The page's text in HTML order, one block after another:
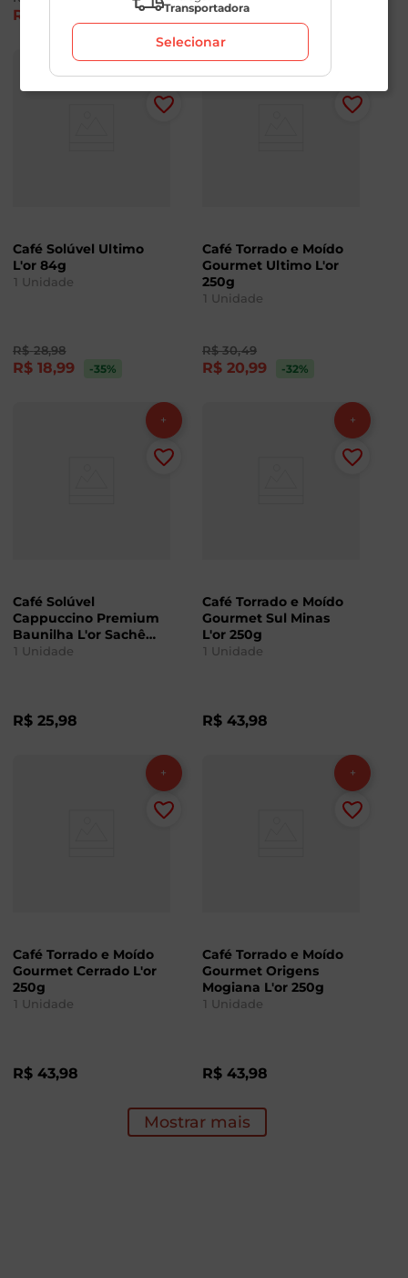
R$ R$ 19,90
Café Solúvel Ultimo
L'or 84g
1 Unidade
R$ 28,98
R$ 18,99 -35%
Café Torrado e Moído
Gourmet Ultimo L'or
250g
1 Unidade
R$ 30,49
R$ 20,99 -32%
Café Solúvel
Cappuccino Premium
Baunilha L'or Sachê
162,4g com 8
1 Unidade
R$ 25,98
Café Torrado e Moído
Gourmet Sul Minas
L'or 250g
1 Unidade
R$ 43,98
Café Torrado e Moído
Gourmet Cerrado L'or
250g
1 Unidade
R$ 43,98
Café Torrado e Moído
Gourmet Origens
Mogiana L'or 250g
1 Unidade
R$ 43,98
Mostrar mais
Transportadora
Selecionar